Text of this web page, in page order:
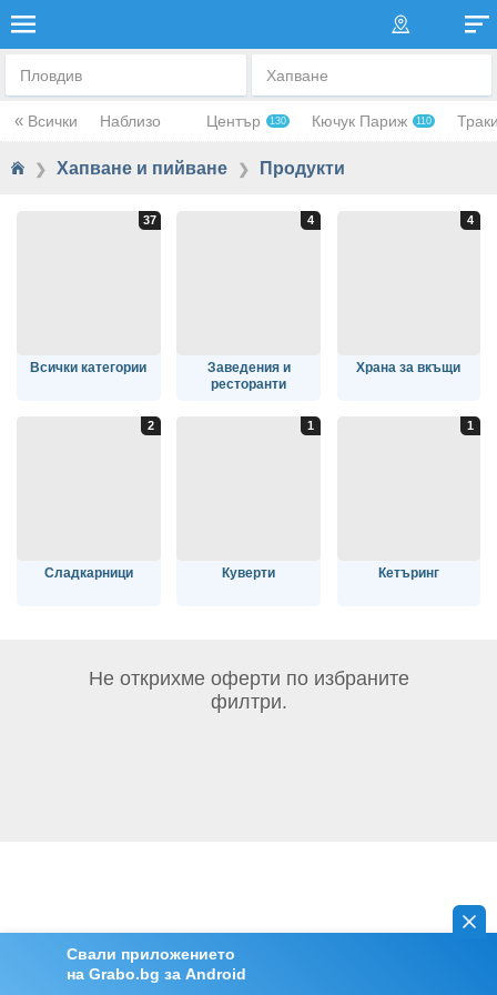
Пловдив Хапване
« Всички Наблизо Център 130 Кючук Париж 110
❯ Хапване и пийване ❯ Продукти
Всички категории
Заведения и
ресторанти
Храна за вкъщи
Сладкарници Куверти Кетъринг
Свали приложението
на Grabo.bg за Android
Не открихме оферти по избраните
филтри.